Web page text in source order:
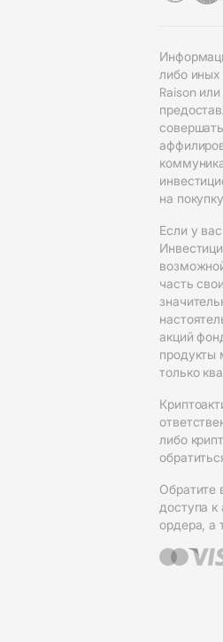
либо
Raison
на
Если у
часть
акций
продукты
только
либо
Обратите
доступа к
ордера, а